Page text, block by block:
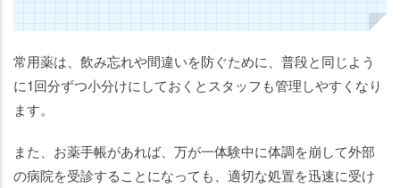
常用薬は、飲み忘れや間違いを防ぐために、普段と同じよう
に1回分ずつ小分けにしておくとスタッフも管理しやすくなり
ます。
また、お薬手帳があれば、万が一体験中に体調を崩して外部
の病院を受診することになっても、適切な処置を迅速に受け